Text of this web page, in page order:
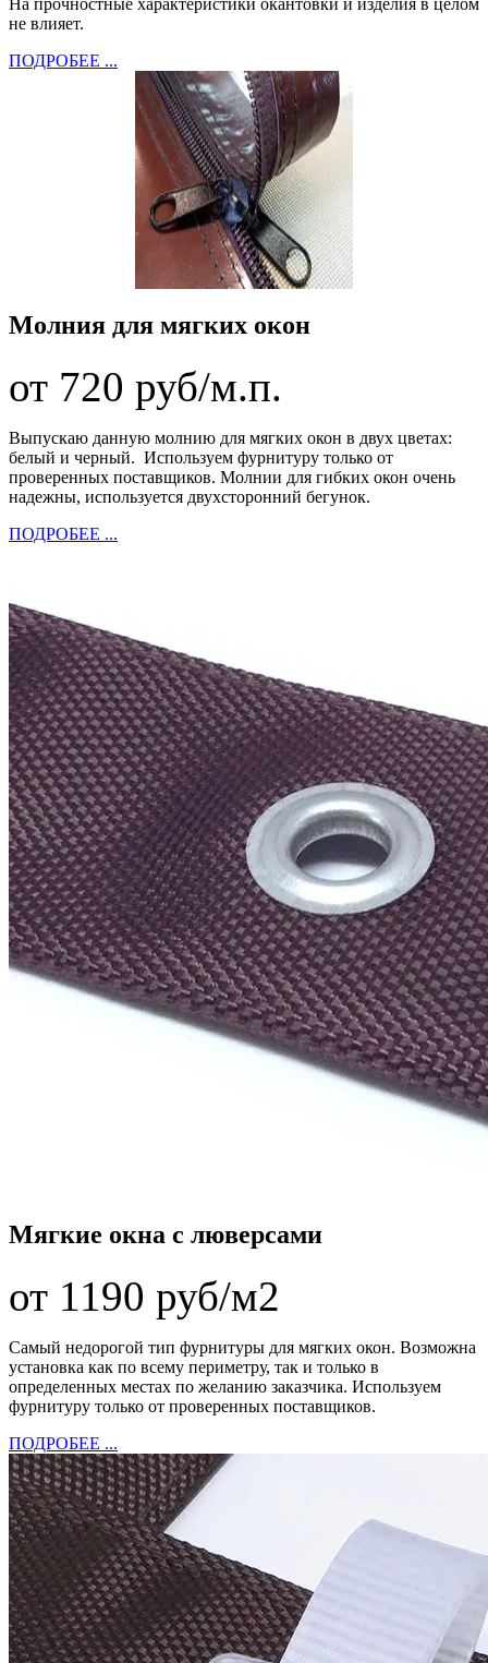
На прочностные характеристики окантовки и изделия в целом
не влияет.
ПОДРОБЕЕ ...
Молния для мягких окон
от 720 руб/м.п.
Выпускаю данную молнию для мягких окон в двух цветах:
белый и черный. Используем фурнитуру только от
проверенных поставщиков. Молнии для гибких окон очень
надежны, используется двухсторонний бегунок.
ПОДРОБЕЕ ...
Мягкие окна с люверсами
от 1190 руб/м2
Самый недорогой тип фурнитуры для мягких окон. Возможна
установка как по всему периметру, так и только в
определенных местах по желанию заказчика. Используем
фурнитуру только от проверенных поставщиков.
ПОДРОБЕЕ ...